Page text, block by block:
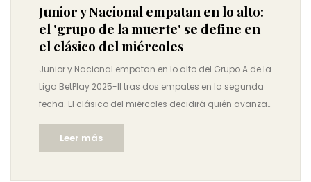
Junior y Nacional empatan en lo alto:
el 'grupo de la muerte' se define en
el clásico del miércoles
Junior y Nacional empatan en lo alto del Grupo A de la
Liga BetPlay 2025-II tras dos empates en la segunda
fecha. El clásico del miércoles decidirá quién avanza
directo a la final.
Leer más